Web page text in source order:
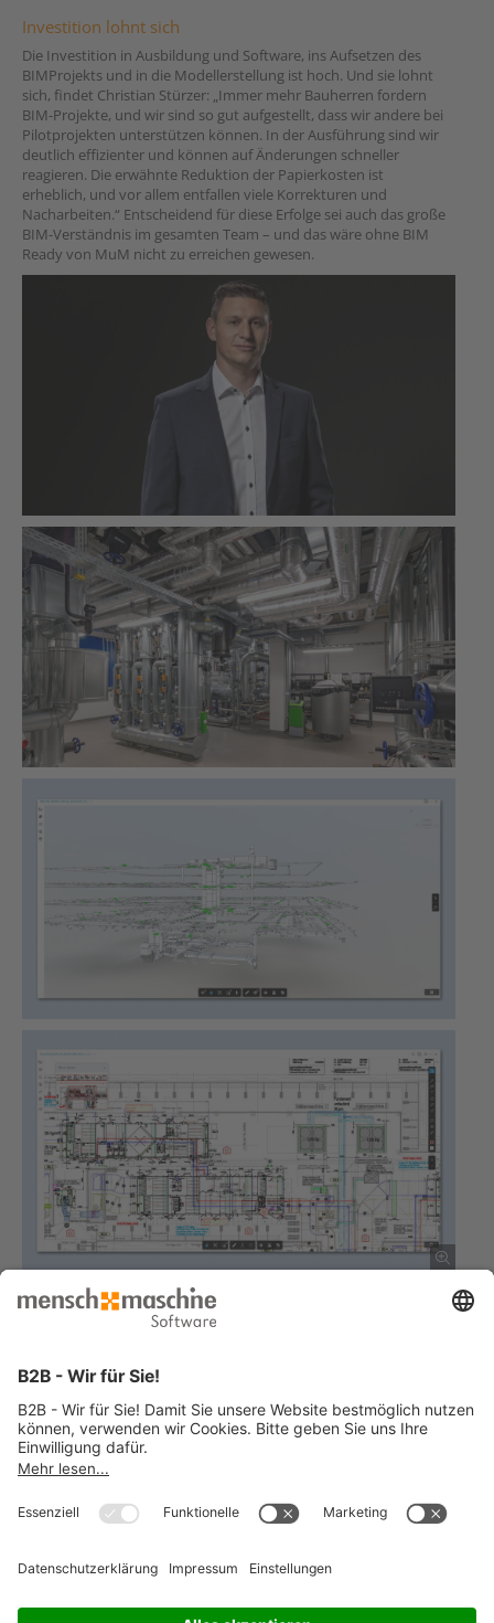
Investition lohnt sich
Die Investition in Ausbildung und Software, ins Aufsetzen des
BIMProjekts und in die Modellerstellung ist hoch. Und sie lohnt
sich, findet Christian Stürzer: „Immer mehr Bauherren fordern
BIM-Projekte, und wir sind so gut aufgestellt, dass wir andere bei
Pilotprojekten unterstützen können. In der Ausführung sind wir
deutlich effizienter und können auf Änderungen schneller
reagieren. Die erwähnte Reduktion der Papierkosten ist
erheblich, und vor allem entfallen viele Korrekturen und
Nacharbeiten.“ Entscheidend für diese Erfolge sei auch das große
BIM-Verständnis im gesamten Team – und das wäre ohne BIM
Ready von MuM nicht zu erreichen gewesen.
Sie haben ähnliche Anforderungen und suchen eine Lösung?
Jetzt Kontakt aufnehmen